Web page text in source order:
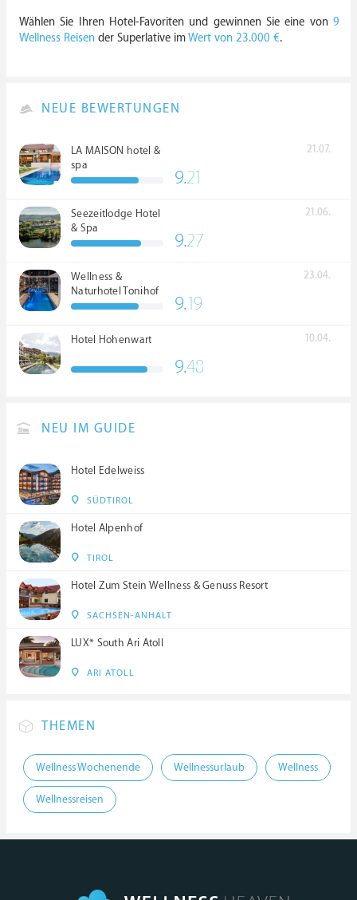
Wählen Sie Ihren Hotel-Favoriten und gewinnen Sie eine von 9
Wellness Reisen der Superlative imWert von 23.000 €.
NEUE BEWERTUNGEN
LA MAISON hotel &
spa
21.07.
9.21
Seezeitlodge Hotel
& Spa
21.06.
9.27
Wellness &
Naturhotel Tonihof
****S
23.04.
9.19
Hotel Hohenwart 10.04.
9.48
NEU IM GUIDE
Hotel Edelweiss
SÜDTIROL
Hotel Alpenhof
TIROL
Hotel Zum Stein Wellness & Genuss Resort
SACHSEN-ANHALT
LUX* South Ari Atoll
ARI ATOLL
THEMEN
Wellness Wochenende Wellnessurlaub Wellness
Wellnessreisen